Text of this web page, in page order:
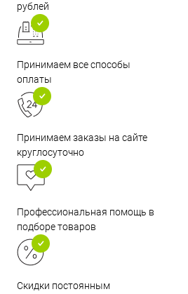
рублей
Принимаем все способы
оплаты
Принимаем заказы на сайте
круглосуточно
Профессиональная помощь в
подборе товаров
Скидки постоянным